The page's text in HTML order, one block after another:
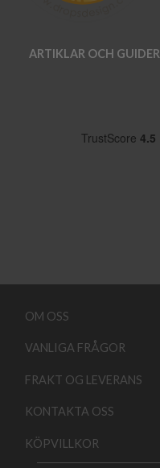
ARTIKLAR OCH GUIDER
OM OSS
VANLIGA FRÅGOR
FRAKT OG LEVERANS
KONTAKTA OSS
KÖPVILLKOR